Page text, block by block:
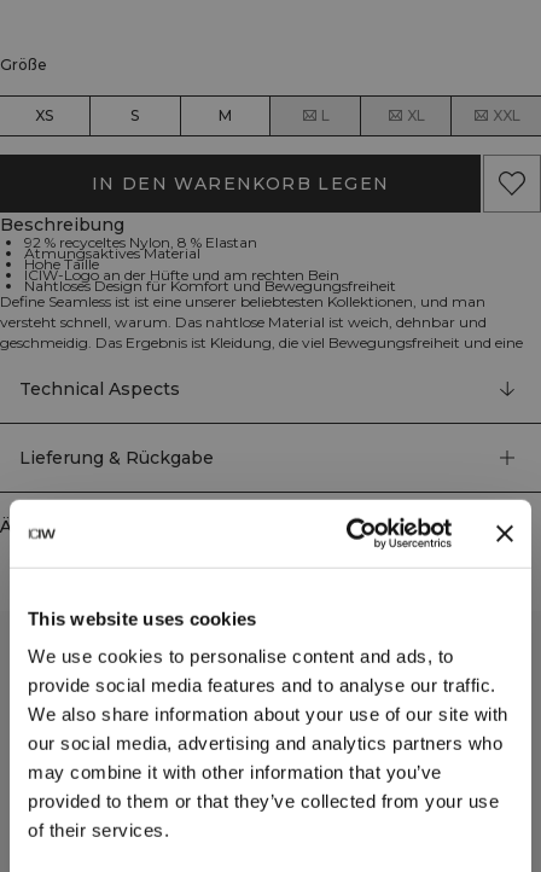
This website uses cookies
We use cookies to personalise content and ads, to
provide social media features and to analyse our traffic.
We also share information about your use of our site with
our social media, advertising and analytics partners who
may combine it with other information that you’ve
provided to them or that they’ve collected from your use
of their services.
Größe
XS S M L XL XXL
IN DEN WARENKORB LEGEN
Beschreibung
92 % recyceltes Nylon, 8 % Elastan
Atmungsaktives Material
Hohe Taille
ICIW-Logo an der Hüfte und am rechten Bein
Nahtloses Design für Komfort und Bewegungsfreiheit
Define Seamless ist ist eine unserer beliebtesten Kollektionen, und man
versteht schnell, warum. Das nahtlose Material ist weich, dehnbar und
geschmeidig. Das Ergebnis ist Kleidung, die viel Bewegungsfreiheit und eine
Farben ... Define Seamless ist deine Workout-Kollektion erster Wahl für die
meisten Sportarten. Bei diesen Tights sind, wie bei anderer Kleidung dieser
Kollektion, Punktdetails in den Stoff gewebt, die das Design zur Geltung
unteren rechten Bein. Atmungsaktiv und mit hoher Taille für perfekte
Technical Aspects
Lieferung & Rückgabe
Ähnliche Produkte